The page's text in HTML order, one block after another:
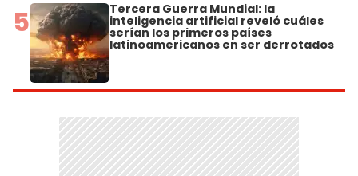
5 Tercera Guerra Mundial: la
inteligencia artificial reveló cuáles
serían los primeros países
latinoamericanos en ser derrotados